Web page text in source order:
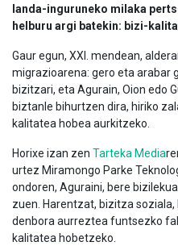
landa-inguruneko milaka
helburu argi batekin: bizi-
Gaur egun, XXI. mendean,
migrazioarena: gero eta arabar
bizitzari, eta Agurain, Oion edo
biztanle bihurtzen dira, hiriko
kalitatea hobea aurkitzeko.
Horixe izan zen Tarteka Media
urtez Miramongo Parke
ondoren, Aguraini, bere
zuen. Harentzat, bizitza
denbora aurreztea funtsezko
kalitatea hobetzeko.